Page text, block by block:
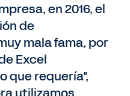
en 2016, el
de
mala fama, por
Excel
que requería",